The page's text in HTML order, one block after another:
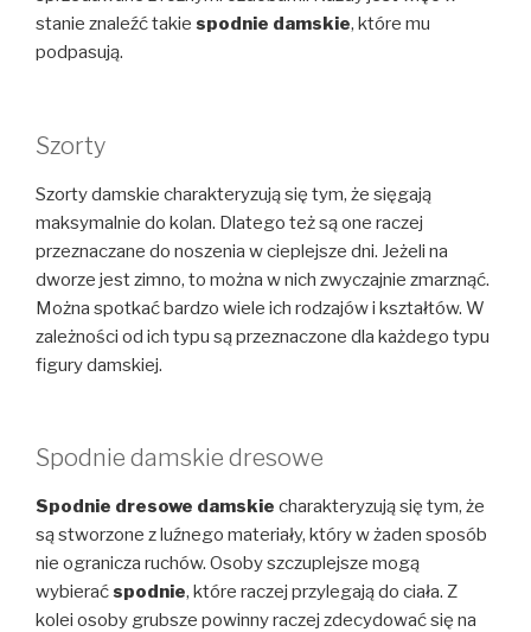
stanie znaleźć takie spodnie damskie, które mu
podpasują.
Szorty
Szorty damskie charakteryzują się tym, że sięgają
maksymalnie do kolan. Dlatego też są one raczej
przeznaczane do noszenia w cieplejsze dni. Jeżeli na
dworze jest zimno, to można w nich zwyczajnie zmarznąć.
Można spotkać bardzo wiele ich rodzajów i kształtów. W
zależności od ich typu są przeznaczone dla każdego typu
figury damskiej.
Spodnie damskie dresowe
Spodnie dresowe damskie charakteryzują się tym, że
są stworzone z luźnego materiały, który w żaden sposób
nie ogranicza ruchów. Osoby szczuplejsze mogą
wybieraćspodnie, które raczej przylegają do ciała. Z
kolei osoby grubsze powinny raczej zdecydować się na